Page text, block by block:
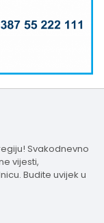
Svakodnevno
vijesti,
Budite uvijek u